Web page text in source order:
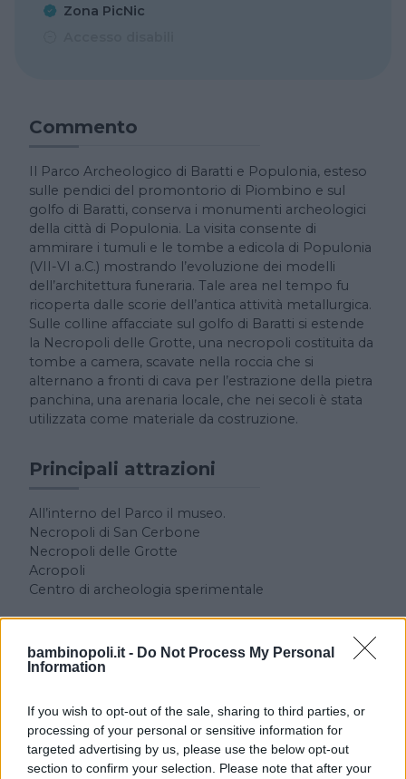
bambinopoli.it - Do Not Process My Personal
Information
If you wish to opt-out of the sale, sharing to third parties, or
processing of your personal or sensitive information for
targeted advertising by us, please use the below opt-out
section to confirm your selection. Please note that after your
Zona PicNic
Commento
Il Parco Archeologico di Baratti e Populonia, esteso
sulle pendici del promontorio di Piombino e sul
golfo di Baratti, conserva i monumenti archeologici
della città di Populonia. La visita consente di
ammirare i tumuli e le tombe a edicola di Populonia
(VII-VI a.C.) mostrando l’evoluzione dei modelli
dell’architettura funeraria. Tale area nel tempo fu
ricoperta dalle scorie dell’antica attività metallurgica.
Sulle colline affacciate sul golfo di Baratti si estende
la Necropoli delle Grotte, una necropoli costituita da
tombe a camera, scavate nella roccia che si
alternano a fronti di cava per l’estrazione della pietra
panchina, una arenaria locale, che nei secoli è stata
utilizzata come materiale da costruzione.
Principali attrazioni
All’interno del Parco il museo.
Necropoli di San Cerbone
Necropoli delle Grotte
Acropoli
Centro di archeologia sperimentale
altalena.
Collocazione